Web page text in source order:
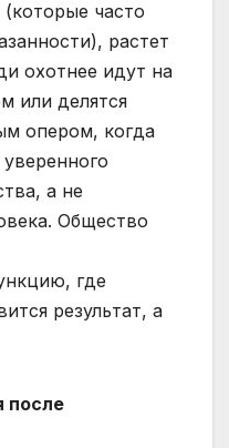
часто
растет
охотнее идут на
или делятся
опером, когда
а не
Общество
где
результат, а
после